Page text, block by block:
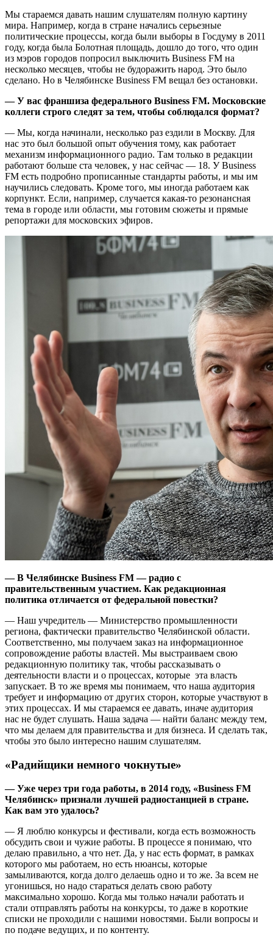
Мы стараемся давать нашим слушателям полную картину
мира. Например, когда в стране начались серьезные
политические процессы, когда были выборы в Госдуму в 2011
году, когда была Болотная площадь, дошло до того, что один
из мэров городов попросил выключить Business FM на
несколько месяцев, чтобы не будоражить народ. Это было
сделано. Но в Челябинске Business FM вещал без остановки.
— У вас франшиза федерального Business FM. Московские
коллеги строго следят за тем, чтобы соблюдался формат?
— Мы, когда начинали, несколько раз ездили в Москву. Для
нас это был большой опыт обучения тому, как работает
механизм информационного радио. Там только в редакции
работают больше ста человек, у нас сейчас — 18. У Business
FM есть подробно прописанные стандарты работы, и мы им
научились следовать. Кроме того, мы иногда работаем как
корпункт. Если, например, случается какая-то резонансная
тема в городе или области, мы готовим сюжеты и прямые
репортажи для московских эфиров.
— В Челябинске Business FM — радио с
правительственным участием. Как редакционная
политика отличается от федеральной повестки?
— Наш учредитель — Министерство промышленности
региона, фактически правительство Челябинской области.
Соответственно, мы получаем заказ на информационное
сопровождение работы властей. Мы выстраиваем свою
редакционную политику так, чтобы рассказывать о
деятельности власти и о процессах, которые эта власть
запускает. В то же время мы понимаем, что наша аудитория
требует и информацию от других сторон, которые участвуют в
этих процессах. И мы стараемся ее давать, иначе аудитория
нас не будет слушать. Наша задача — найти баланс между тем,
что мы делаем для правительства и для бизнеса. И сделать так,
чтобы это было интересно нашим слушателям.
«Радийщики немного чокнутые»
— Уже через три года работы, в 2014 году, «Business FM
Челябинск» признали лучшей радиостанцией в стране.
Как вам это удалось?
— Я люблю конкурсы и фестивали, когда есть возможность
обсудить свои и чужие работы. В процессе я понимаю, что
делаю правильно, а что нет. Да, у нас есть формат, в рамках
которого мы работаем, но есть нюансы, которые
замыливаются, когда долго делаешь одно и то же. За всем не
угонишься, но надо стараться делать свою работу
максимально хорошо. Когда мы только начали работать и
стали отправлять работы на конкурсы, то даже в короткие
списки не проходили с нашими новостями. Были вопросы и
по подаче ведущих, и по контенту.